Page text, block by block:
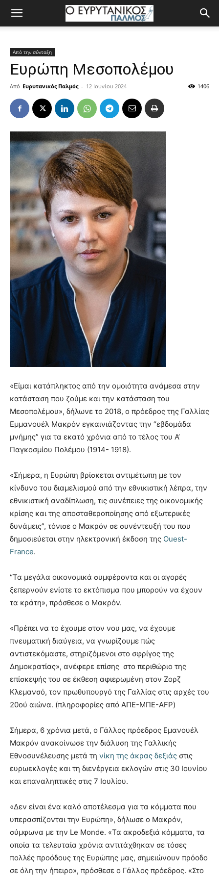
Από την σύνταξη
Ευρώπη Μεσοπολέμου
Από Ευρυτανικός Παλμός - 12 Ιουνίου 2024 1406
«Είμαι κατάπληκτος από την ομοιότητα ανάμεσα στην
κατάσταση που ζούμε και την κατάσταση του
Μεσοπολέμου», δήλωνε το 2018, ο πρόεδρος της Γαλλίας
Εμμανουέλ Μακρόν εγκαινιάζοντας την “εβδομάδα
μνήμης” για τα εκατό χρόνια από το τέλος του Α’
Παγκοσμίου Πολέμου (1914- 1918).
«Σήμερα, η Ευρώπη βρίσκεται αντιμέτωπη με τον
κίνδυνο του διαμελισμού από την εθνικιστική λέπρα, την
εθνικιστική αναδίπλωση, τις συνέπειες της οικονομικής
κρίσης και της αποσταθεροποίησης από εξωτερικές
δυνάμεις”, τόνισε ο Μακρόν σε συνέντευξή του που
δημοσιεύεται στην ηλεκτρονική έκδοση της Ouest-
France.
“Τα μεγάλα οικονομικά συμφέροντα και οι αγορές
ξεπερνούν ενίοτε το εκτόπισμα που μπορούν να έχουν
τα κράτη», πρόσθεσε ο Μακρόν.
«Πρέπει να το έχουμε στον νου μας, να έχουμε
πνευματική διαύγεια, να γνωρίζουμε πώς
αντιστεκόμαστε, στηριζόμενοι στο σφρίγος της
Δημοκρατίας», ανέφερε επίσης στο περιθώριο της
επίσκεψής του σε έκθεση αφιερωμένη στον Ζορζ
Κλεμανσό, τον πρωθυπουργό της Γαλλίας στις αρχές του
20ού αιώνα. (πληροφορίες από ΑΠΕ-ΜΠΕ-AFP)
Σήμερα, 6 χρόνια μετά, ο Γάλλος πρόεδρος Εμανουέλ
Μακρόν ανακοίνωσε την διάλυση της Γαλλικής
Εθνοσυνέλευσης μετά τη νίκη της άκρας δεξιάς στις
ευρωεκλογές και τη διενέργεια εκλογών στις 30 Ιουνίου
και επαναληπτικές στις 7 Ιουλίου.
«Δεν είναι ένα καλό αποτέλεσμα για τα κόμματα που
υπερασπίζονται την Ευρώπη», δήλωσε ο Μακρόν,
σύμφωνα με την Le Monde. «Τα ακροδεξιά κόμματα, τα
οποία τα τελευταία χρόνια αντιτάχθηκαν σε τόσες
πολλές προόδους της Ευρώπης μας, σημειώνουν πρόοδο
σε όλη την ήπειρο», πρόσθεσε ο Γάλλος πρόεδρος. «Στο